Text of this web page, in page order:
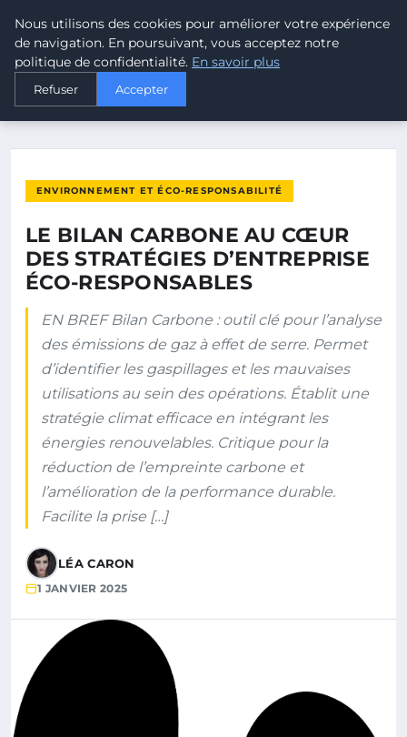
MALTA CLIMATE
ACCUEIL
LE BILAN CARBONE AU CŒUR DES STRATÉGIES D’ENTREPRISE…
ENVIRONNEMENT ET ÉCO-RESPONSABILITÉ
LE BILAN CARBONE AU CŒUR
DES STRATÉGIES D’ENTREPRISE
ÉCO-RESPONSABLES
EN BREF Bilan Carbone : outil clé pour l’analyse
des émissions de gaz à effet de serre. Permet
d’identifier les gaspillages et les mauvaises
utilisations au sein des opérations. Établit une
stratégie climat efficace en intégrant les
énergies renouvelables. Critique pour la
réduction de l’empreinte carbone et
l’amélioration de la performance durable.
Facilite la prise […]
LÉA CARON
1 JANVIER 2025
Nous utilisons des cookies pour améliorer votre expérience
de navigation. En poursuivant, vous acceptez notre
politique de confidentialité. En savoir plus
Refuser Accepter